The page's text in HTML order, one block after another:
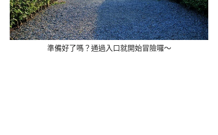
準備好了嗎？通過入口就開始冒險囉～